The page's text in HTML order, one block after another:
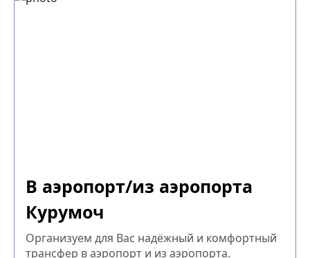
В аэропорт/из аэропорта
Курумоч
Организуем для Вас надёжный и комфортный
трансфер в аэропорт и из аэропорта.